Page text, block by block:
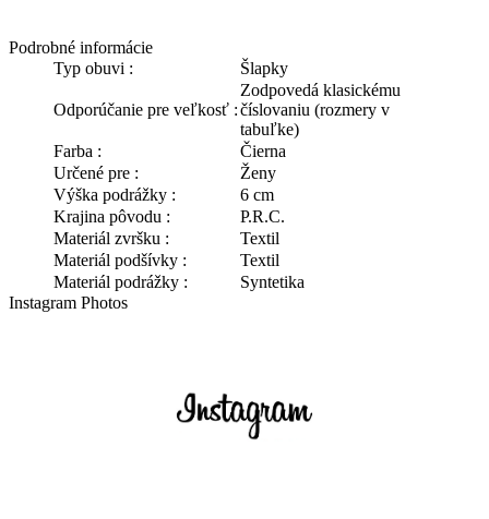
Podrobné informácie
Typ obuvi :
Šlapky
Odporúčanie pre veľkosť :
Zodpovedá klasickému
číslovaniu (rozmery v
tabuľke)
Farba :
Čierna
Určené pre :
Ženy
Výška podrážky :
6 cm
Krajina pôvodu :
P.R.C.
Materiál zvršku :
Textil
Materiál podšívky :
Textil
Materiál podrážky :
Syntetika
Instagram Photos